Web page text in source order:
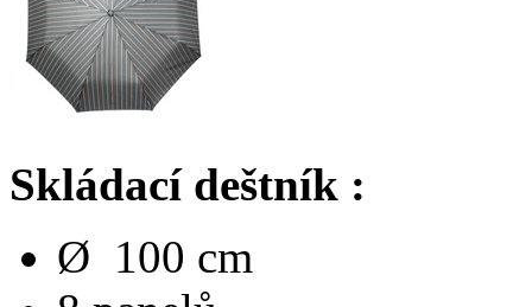
Skládací deštník :
Ø 100 cm